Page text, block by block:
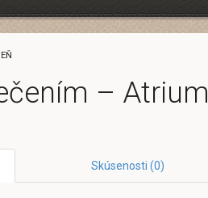
– Atrium
Skúsenosti (0)